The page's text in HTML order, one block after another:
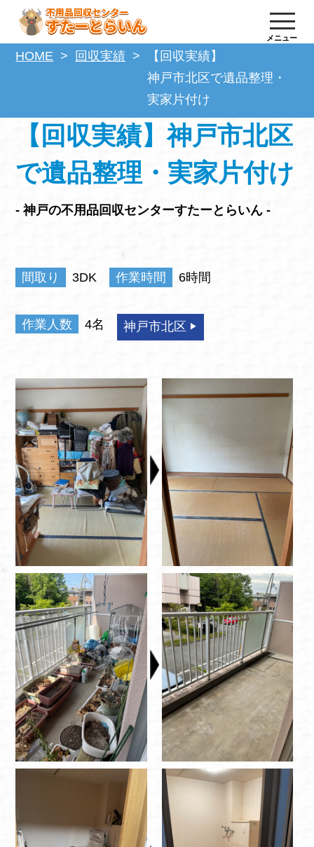
メニュー
HOME 回収実績
【回収実績】
神戸市北区で遺品整理・
実家片付け
【回収実績】神戸市北区
で遺品整理・実家片付け
- 神戸の不用品回収センターすたーとらいん -
間取り 3DK 作業時間 6時間
作業人数 4名 神戸市北区